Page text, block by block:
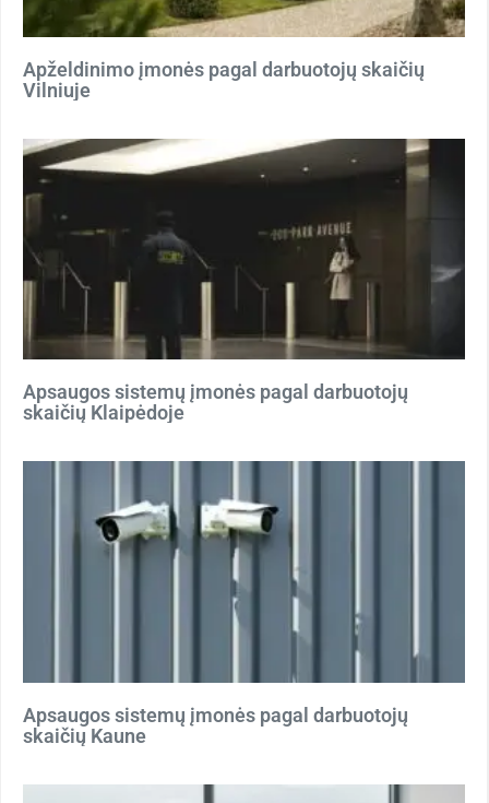
Apželdinimo įmonės pagal darbuotojų skaičių
Vilniuje
Apsaugos sistemų įmonės pagal darbuotojų
skaičių Klaipėdoje
Apsaugos sistemų įmonės pagal darbuotojų
skaičių Kaune